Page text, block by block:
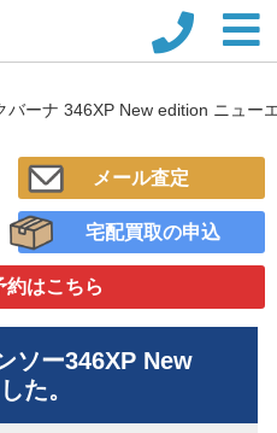
バーナ 346XP New edition ニュー
メール査定
宅配買取の申込
約はこちら
ソー346XP New
た。